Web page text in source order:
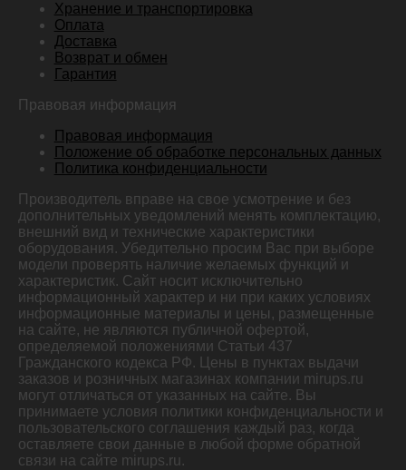
Хранение и транспортировка
Оплата
Доставка
Возврат и обмен
Гарантия
Правовая информация
Правовая информация
Положение об обработке персональных данных
Политика конфиденциальности
Производитель вправе на свое усмотрение и без
дополнительных уведомлений менять комплектацию,
внешний вид и технические характеристики
оборудования. Убедительно просим Вас при выборе
модели проверять наличие желаемых функций и
характеристик. Сайт носит исключительно
информационный характер и ни при каких условиях
информационные материалы и цены, размещенные
на сайте, не являются публичной офертой,
определяемой положениями Статьи 437
Гражданского кодекса РФ. Цены в пунктах выдачи
заказов и розничных магазинах компании mirups.ru
могут отличаться от указанных на сайте. Вы
принимаете условия политики конфиденциальности и
пользовательского соглашения каждый раз, когда
оставляете свои данные в любой форме обратной
связи на сайте mirups.ru.